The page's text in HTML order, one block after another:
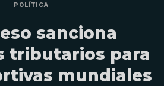
POLÍTICA
sanciona
tributarios para
mundiales